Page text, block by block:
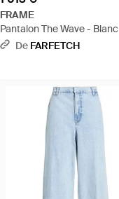
FRAME
Pantalon The Wave - Blanc
De FARFETCH